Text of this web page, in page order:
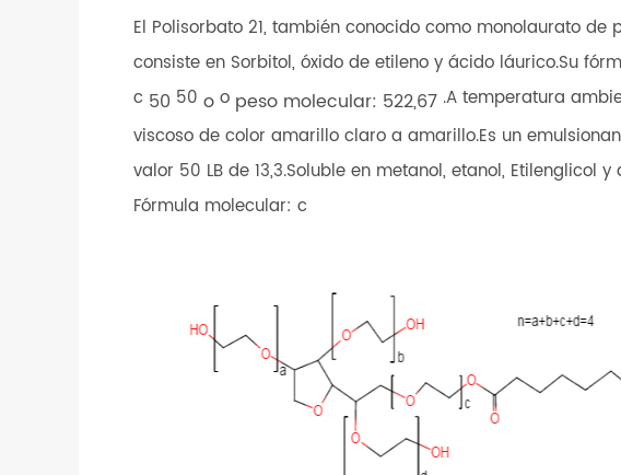
El Polisorbato 21, también conocido como monolaurato de
consiste en Sorbitol, óxido de etileno y ácido láurico.Su
c 50 50 o o peso molecular: 522,67 .A temperatura
viscoso de color amarillo claro a amarillo.Es un
valor 50 LB de 13,3.Soluble en metanol, etanol, Etilenglicol
Fórmula molecular: c